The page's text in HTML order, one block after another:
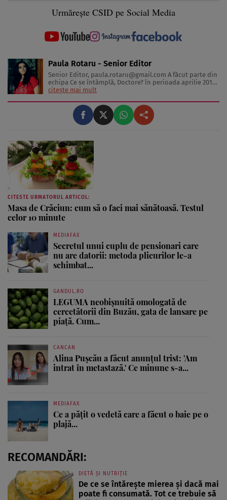
Urmărește CSID pe Social Media
Paula Rotaru - Senior Editor
Senior Editor, paula.rotaru@gmail.com
echipa Ce se întâmplă, Doctore? în perioada aprilie 2013-
decembrie 2023. Articolele sale cuprind informații despre
și sănătatea emoțională. Colaborări: Viața ...
citește mai mult
CITESTE URMATORUL ARTICOL:
Masa de Crăciun: cum să o faci mai sănătoasă. Testul
celor 10 minute
MEDIAFAX
Secretul unui cuplu de pensionari care
nu are datorii: metoda plicurilor le-a
schimbat...
GANDUL.RO
LEGUMA neobișnuită omologată de
cercetătorii din Buzău, gata de lansare pe
piață. Cum...
CANCAN
Alina Pușcău a făcut anunțul trist: 'Am
intrat în metastază.' Ce minune s-a...
MEDIAFAX
Ce a pățit o vedetă care a făcut o baie pe o
plajă...
RECOMANDĂRI:
DIETĂ ȘI NUTRIȚIE
De ce se întărește mierea și dacă mai
poate fi consumată. Tot ce trebuie să